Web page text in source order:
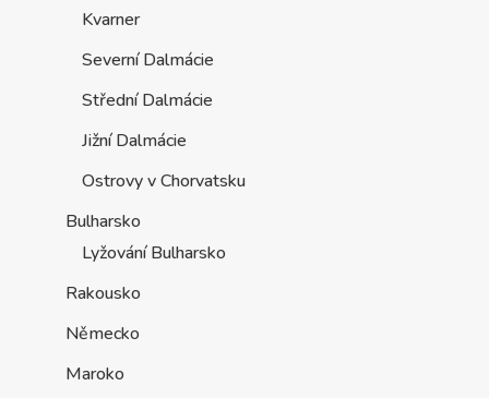
Kvarner
Severní Dalmácie
Střední Dalmácie
Jižní Dalmácie
Ostrovy v Chorvatsku
Bulharsko
Lyžování Bulharsko
Rakousko
Německo
Maroko